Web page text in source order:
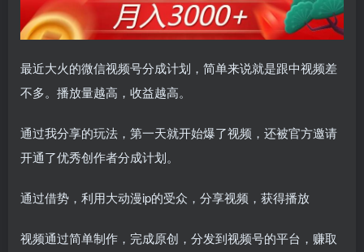
最近大火的微信视频号分成计划，简单来说就是跟中视频差
不多。播放量越高，收益越高。
通过我分享的玩法，第一天就开始爆了视频，还被官方邀请
开通了优秀创作者分成计划。
通过借势，利用大动漫ip的受众，分享视频，获得播放
视频通过简单制作，完成原创，分发到视频号的平台，赚取